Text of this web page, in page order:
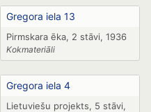
Gregora iela 13
Pirmskara ēka, 2 stāvi, 1936
Kokmateriāli
Gregora iela 4
Lietuviešu projekts, 5 stāvi,